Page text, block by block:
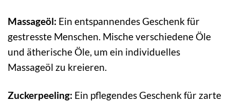
Massageöl: Ein entspannendes Geschenk für
gestresste Menschen. Mische verschiedene Öle
und ätherische Öle, um ein individuelles
Massageöl zu kreieren.
Zuckerpeeling: Ein pflegendes Geschenk für zarte